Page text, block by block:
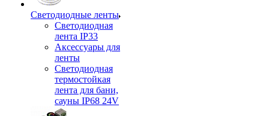
Светодиодные ленты
Светодиодная
лента IP33
Аксессуары для
ленты
Светодиодная
термостойкая
лента для бани,
сауны IP68 24V